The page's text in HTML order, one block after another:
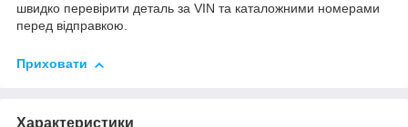
швидко перевірити деталь за VIN та каталожними номерами
перед відправкою.
Приховати
Характеристики